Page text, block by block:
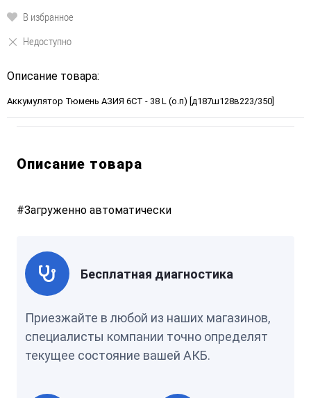
В избранное
Недоступно
Описание товара:
Аккумулятор Тюмень АЗИЯ 6СТ - 38 L (о.п) [д187ш128в223/350]
Описание товара
#Загруженно автоматически
Бесплатная диагностика
Приезжайте в любой из наших магазинов,
специалисты компании точно определят
текущее состояние вашей АКБ.